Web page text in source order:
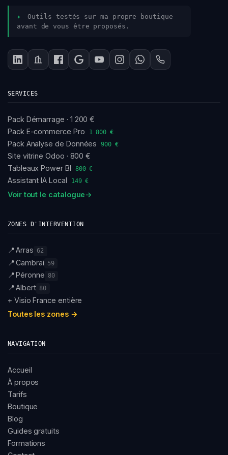
✦
Outils testés sur ma propre boutique
avant de vous être proposés.
SERVICES
Pack Démarrage · 1 200 €
Pack E-commerce Pro
1 800 €
Pack Analyse de Données 900 €
Site vitrine Odoo · 800 €
Tableaux Power BI 800 €
Assistant IA Local 149 €
Voir tout le catalogue→
ZONES D'INTERVENTION
📍Arras 62
📍Cambrai 59
📍Péronne 80
📍Albert 80
+ Visio France entière
Toutes les zones →
NAVIGATION
Accueil
À propos
Tarifs
Boutique
Blog
Guides gratuits
Formations